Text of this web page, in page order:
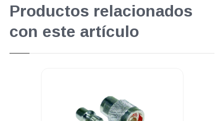
Productos relacionados
con este artículo